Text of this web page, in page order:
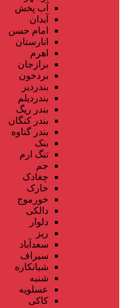
آب پخش
آبدان
امام حسن
انارستان
اهرم
برازجان
بردخون
بندردیر
بندردیلم
بندر ریگ
بندر کنگان
بندر گناوه
بنک
تنگ ارم
جم
چغادک
خارک
خورموج
دالکی
دلوار
ریز
سعدآباد
سیراف
شبانکاره
شنبه
عسلویه
کاکی